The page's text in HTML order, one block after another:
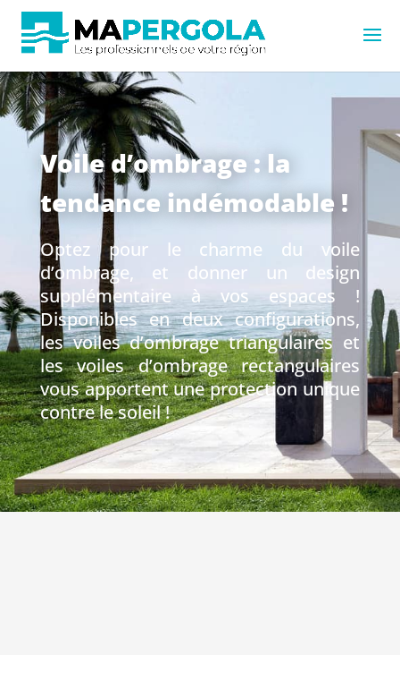
Voile d’ombrage : la
tendance indémodable !
Optez pour le charme du voile
d’ombrage, et donner un design
supplémentaire à vos espaces !
Disponibles en deux configurations,
les voiles d’ombrage triangulaires et
les voiles d’ombrage rectangulaires
vous apportent une protection unique
contre le soleil !